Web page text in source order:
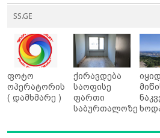
SS.GE
ფოტო
ოპერატორის
( დამხმარე )
ქირავდება
საოფისე
ფართი
საბურთალოზე